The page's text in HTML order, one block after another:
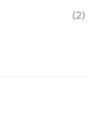
(2)